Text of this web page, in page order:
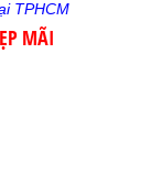
TPHCM
MÃI